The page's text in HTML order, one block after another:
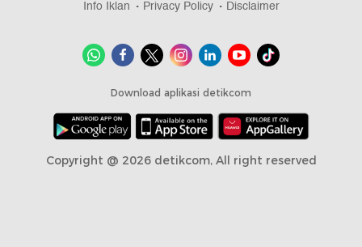
Info Iklan
Privacy Policy Disclaimer
Download aplikasi detikcom
Copyright @ 2026 detikcom, All right reserved